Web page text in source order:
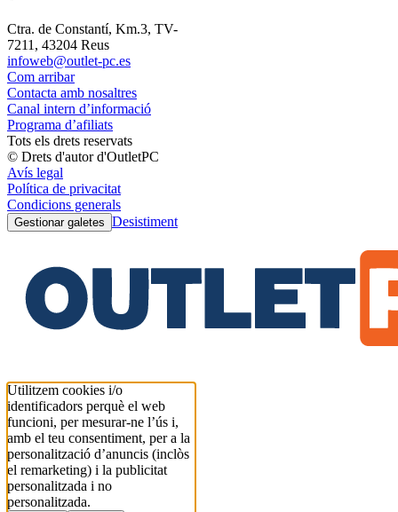
Ctra. de Constantí, Km.3, TV-
7211, 43204 Reus
infoweb@outlet-pc.es
Com arribar
Contacta amb nosaltres
Canal intern d’informació
Programa d’afiliats
Tots els drets reservats
© Drets d'autor d'OutletPC
Avís legal
Política de privacitat
Condicions generals
Gestionar galetes Desistiment
Utilitzem cookies i/o
identificadors perquè el web
funcioni, per mesurar-ne l’ús i,
amb el teu consentiment, per a la
personalització d’anuncis (inclòs
el remarketing) i la publicitat
personalitzada i no
personalitzada.